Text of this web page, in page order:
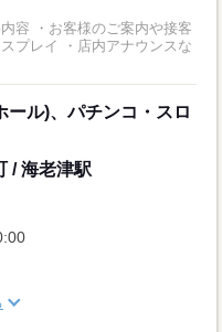
容 ・お客様のご案内や接客
プレイ ・店内アナウンスな
ール)、パチンコ・スロ
/ 海老津駅